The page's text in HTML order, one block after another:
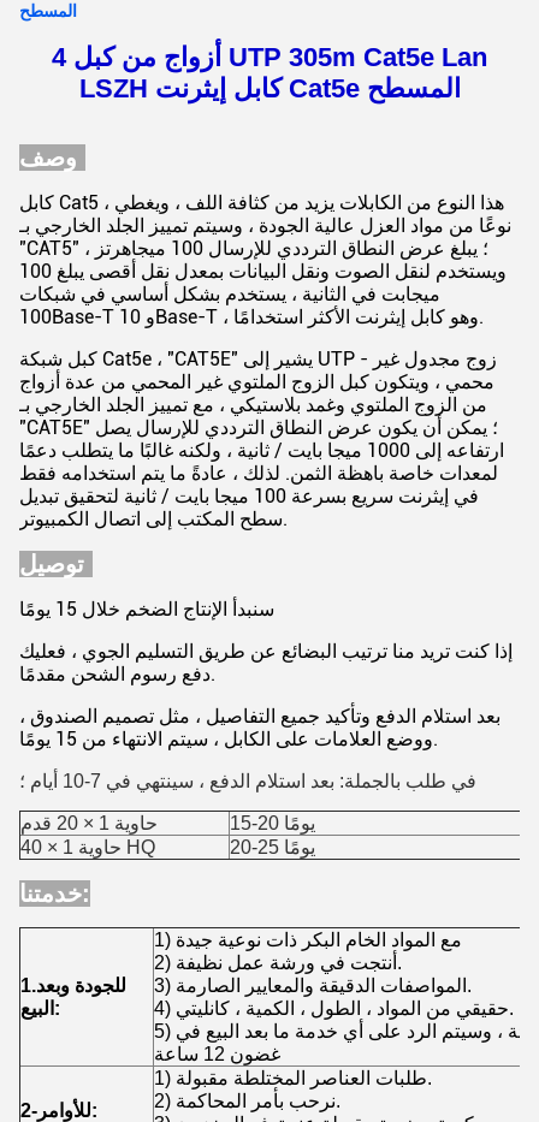
المسطح
4 أزواج من كبل UTP 305m Cat5e Lan
LSZH كابل إيثرنت Cat5e المسطح
كابل Cat5 ، هذا النوع من الكابلات يزيد من كثافة اللف ، ويغطي
نوعًا من مواد العزل عالية الجودة ، وسيتم تمييز الجلد الخارجي بـ
"CAT5" ؛ يبلغ عرض النطاق الترددي للإرسال 100 ميجاهرتز ،
ويستخدم لنقل الصوت ونقل البيانات بمعدل نقل أقصى يبلغ 100
ميجابت في الثانية ، يستخدم بشكل أساسي في شبكات
100Base-T و 10Base-T ، وهو كابل إيثرنت الأكثر استخدامًا.
كبل شبكة Cat5e ، "CAT5E" يشير إلى UTP - زوج مجدول غير
محمي ، ويتكون كبل الزوج الملتوي غير المحمي من عدة أزواج
من الزوج الملتوي وغمد بلاستيكي ، مع تمييز الجلد الخارجي بـ
"CAT5E" ؛ يمكن أن يكون عرض النطاق الترددي للإرسال يصل
ارتفاعه إلى 1000 ميجا بايت / ثانية ، ولكنه غالبًا ما يتطلب دعمًا
لمعدات خاصة باهظة الثمن. لذلك ، عادةً ما يتم استخدامه فقط
في إيثرنت سريع بسرعة 100 ميجا بايت / ثانية لتحقيق تبديل
سطح المكتب إلى اتصال الكمبيوتر.
سنبدأ الإنتاج الضخم خلال 15 يومًا
إذا كنت تريد منا ترتيب البضائع عن طريق التسليم الجوي ، فعليك
دفع رسوم الشحن مقدمًا.
بعد استلام الدفع وتأكيد جميع التفاصيل ، مثل تصميم الصندوق ،
ووضع العلامات على الكابل ، سيتم الانتهاء من 15 يومًا.
في طلب بالجملة: بعد استلام الدفع ، سينتهي في 7-10 أيام ؛
حاوية 1 × 20 قدم
15-20 يومًا
حاوية 1 × 40 HQ
20-25 يومًا
خدمتنا:
1.للجودة وبعد
البيع:
1) مع المواد الخام البكر ذات نوعية جيدة
2) أنتجت في ورشة عمل نظيفة.
3) المواصفات الدقيقة والمعايير الصارمة.
4) حقيقي من المواد ، الطول ، الكمية ، كانليتي.
5) فحص أخذ العينات قبل التعبئة ، وسيتم الرد على أي خدمة ما بعد البيع في
غضون 12 ساعة
2-للأوامر:
1) طلبات العناصر المختلطة مقبولة.
2) نرحب بأمر المحاكمة.